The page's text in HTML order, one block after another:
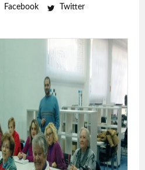
Facebook Twitter